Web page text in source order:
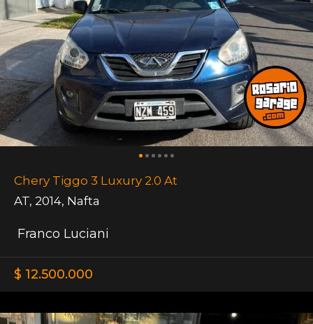
Chery Tiggo 3 Luxury 2.0 At
AT, 2014, Nafta
Franco Luciani
$ 12.500.000